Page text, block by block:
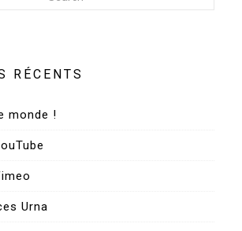
RÉCENTS
monde !
Urna